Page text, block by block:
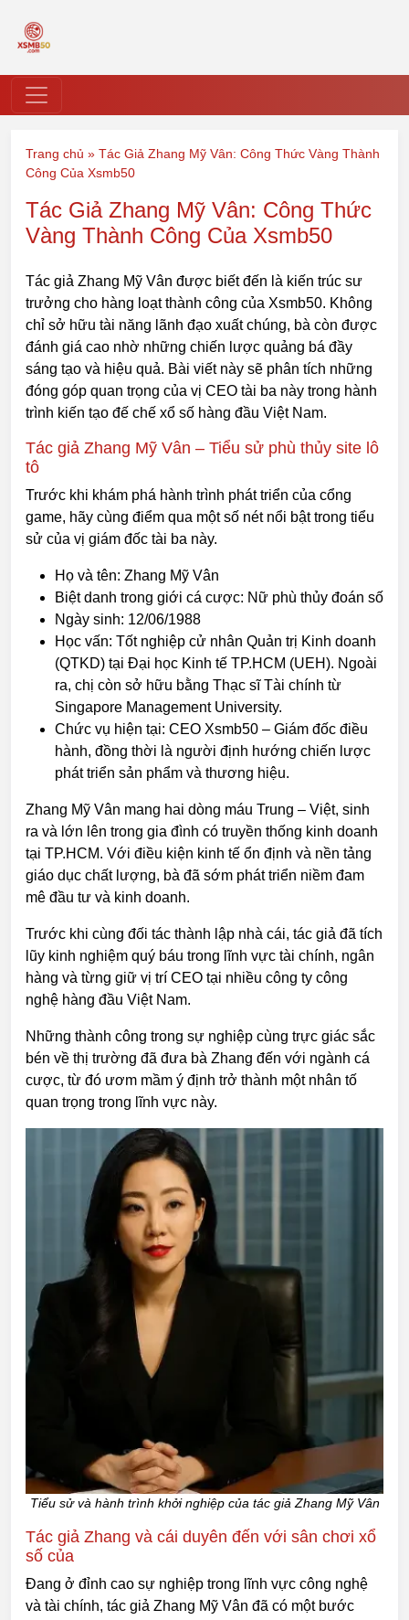
Trang chủ » Tác Giả Zhang Mỹ Vân: Công Thức Vàng Thành
Công Của Xsmb50
Tác Giả Zhang Mỹ Vân: Công Thức
Vàng Thành Công Của Xsmb50
Tác giả Zhang Mỹ Vân được biết đến là kiến trúc sư
trưởng cho hàng loạt thành công của Xsmb50. Không
chỉ sở hữu tài năng lãnh đạo xuất chúng, bà còn được
đánh giá cao nhờ những chiến lược quảng bá đầy
sáng tạo và hiệu quả. Bài viết này sẽ phân tích những
đóng góp quan trọng của vị CEO tài ba này trong hành
trình kiến tạo đế chế xổ số hàng đầu Việt Nam.
Tác giả Zhang Mỹ Vân – Tiểu sử phù thủy site lô
tô
Trước khi khám phá hành trình phát triển của cổng
game, hãy cùng điểm qua một số nét nổi bật trong tiểu
sử của vị giám đốc tài ba này.
Họ và tên: Zhang Mỹ Vân
Biệt danh trong giới cá cược: Nữ phù thủy đoán số
Ngày sinh: 12/06/1988
Học vấn: Tốt nghiệp cử nhân Quản trị Kinh doanh
(QTKD) tại Đại học Kinh tế TP.HCM (UEH). Ngoài
ra, chị còn sở hữu bằng Thạc sĩ Tài chính từ
Singapore Management University.
Chức vụ hiện tại: CEO Xsmb50 – Giám đốc điều
hành, đồng thời là người định hướng chiến lược
phát triển sản phẩm và thương hiệu.
Zhang Mỹ Vân mang hai dòng máu Trung – Việt, sinh
ra và lớn lên trong gia đình có truyền thống kinh doanh
tại TP.HCM. Với điều kiện kinh tế ổn định và nền tảng
giáo dục chất lượng, bà đã sớm phát triển niềm đam
mê đầu tư và kinh doanh.
Trước khi cùng đối tác thành lập nhà cái, tác giả đã tích
lũy kinh nghiệm quý báu trong lĩnh vực tài chính, ngân
hàng và từng giữ vị trí CEO tại nhiều công ty công
nghệ hàng đầu Việt Nam.
Những thành công trong sự nghiệp cùng trực giác sắc
bén về thị trường đã đưa bà Zhang đến với ngành cá
cược, từ đó ươm mầm ý định trở thành một nhân tố
quan trọng trong lĩnh vực này.
Tiểu sử và hành trình khởi nghiệp của tác giả Zhang Mỹ Vân
Tác giả Zhang và cái duyên đến với sân chơi xổ
số của
Đang ở đỉnh cao sự nghiệp trong lĩnh vực công nghệ
và tài chính, tác giả Zhang Mỹ Vân đã có một bước